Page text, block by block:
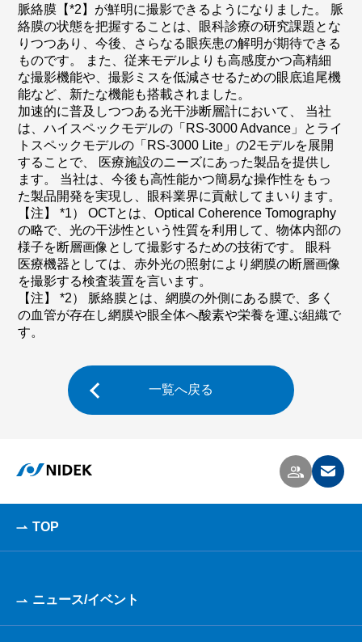
脈絡膜【*2】が鮮明に撮影できるようになりました。 脈
絡膜の状態を把握することは、眼科診療の研究課題とな
りつつあり、今後、さらなる眼疾患の解明が期待できる
ものです。 また、従来モデルよりも高感度かつ高精細
な撮影機能や、撮影ミスを低減させるための眼底追尾機
能など、新たな機能も搭載されました。
加速的に普及しつつある光干渉断層計において、 当社
は、ハイスペックモデルの「RS-3000 Advance」とライ
トスペックモデルの「RS-3000 Lite」の2モデルを展開
することで、 医療施設のニーズにあった製品を提供し
ます。 当社は、今後も高性能かつ簡易な操作性をもっ
た製品開発を実現し、眼科業界に貢献してまいります。
【注】 *1） OCTとは、Optical Coherence Tomography
の略で、光の干渉性という性質を利用して、物体内部の
様子を断層画像として撮影するための技術です。 眼科
医療機器としては、赤外光の照射により網膜の断層画像
を撮影する検査装置を言います。
【注】 *2） 脈絡膜とは、網膜の外側にある膜で、多く
の血管が存在し網膜や眼全体へ酸素や栄養を運ぶ組織で
す。
一覧へ戻る
TOP
ニュース/イベント